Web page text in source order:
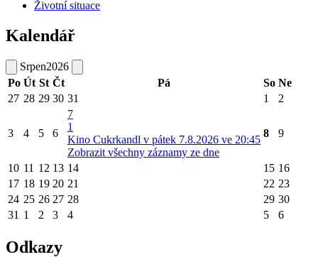
Životní situace
Kalendář
Srpen2026
Po Út St Čt Pá So Ne
27 28 29 30 31 1 2
3 4 5 6
7
1
Kino Cukrkandl v pátek 7.8.2026 ve 20:45
Zobrazit všechny záznamy ze dne
8 9
10 11 12 13 14 15 16
17 18 19 20 21 22 23
24 25 26 27 28 29 30
31 1 2 3 4 5 6
Odkazy